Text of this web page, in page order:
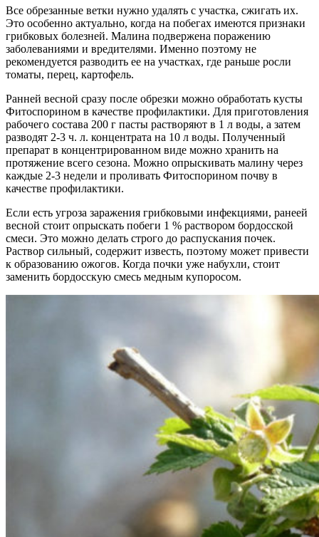
Все обрезанные ветки нужно удалять с участка, сжигать их.
Это особенно актуально, когда на побегах имеются признаки
грибковых болезней. Малина подвержена поражению
заболеваниями и вредителями. Именно поэтому не
рекомендуется разводить ее на участках, где раньше росли
томаты, перец, картофель.
Ранней весной сразу после обрезки можно обработать кусты
Фитоспорином в качестве профилактики. Для приготовления
рабочего состава 200 г пасты растворяют в 1 л воды, а затем
разводят 2-3 ч. л. концентрата на 10 л воды. Полученный
препарат в концентрированном виде можно хранить на
протяжение всего сезона. Можно опрыскивать малину через
каждые 2-3 недели и проливать Фитоспорином почву в
качестве профилактики.
Если есть угроза заражения грибковыми инфекциями, ранеей
весной стоит опрыскать побеги 1 % раствором бордосской
смеси. Это можно делать строго до распускания почек.
Раствор сильный, содержит известь, поэтому может привести
к образованию ожогов. Когда почки уже набухли, стоит
заменить бордосскую смесь медным купоросом.